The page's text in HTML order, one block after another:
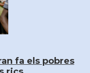
fa els pobres